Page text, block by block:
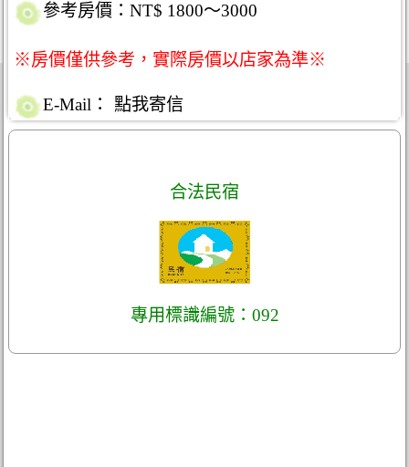
參考房價：NT$ 1800～3000
※房價僅供參考，實際房價以店家為準※
E-Mail： 點我寄信
合法民宿
專用標識編號：092